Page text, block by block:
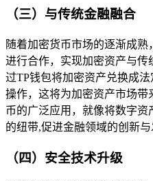
（三）与传统金融融合
随着加密货币市场的逐渐成
进行合作，实现加密资产与
过TP钱包将加密资产兑换成
操作，这将为加密资产市场
币的广泛应用，就像将数字
的纽带,促进金融领域的创新与
（四）安全技术升级